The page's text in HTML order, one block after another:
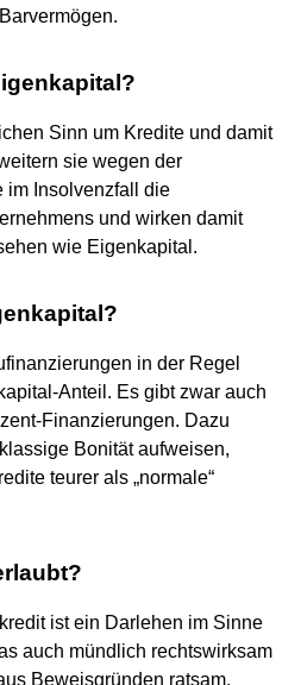
Sinn um Kredite und damit
sie wegen der
im Insolvenzfall die
und wirken damit
wie Eigenkapital.
in der Regel
Anteil. Es gibt zwar auch
Finanzierungen. Dazu
Bonität aufweisen,
teurer als „normale“
ist ein Darlehen im Sinne
auch mündlich rechtswirksam
Beweisgründen ratsam,